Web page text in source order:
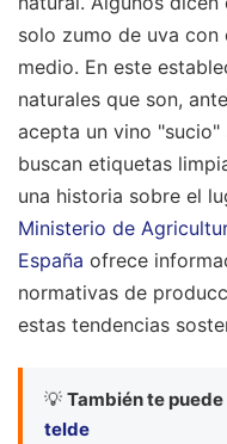
solo zumo de uva con
medio. En este
naturales que son,
acepta un vino "sucio"
buscan etiquetas
una historia sobre el
Ministerio de
España ofrece
normativas de
estas tendencias
💡 También te
telde